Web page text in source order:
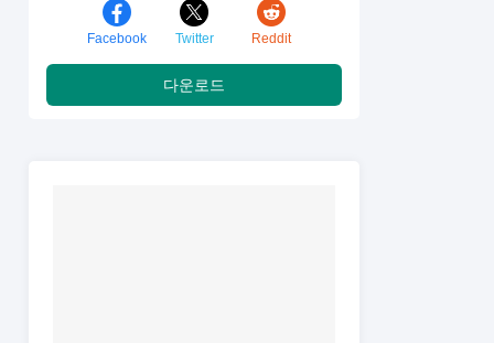
Facebook Twitter Reddit
다운로드